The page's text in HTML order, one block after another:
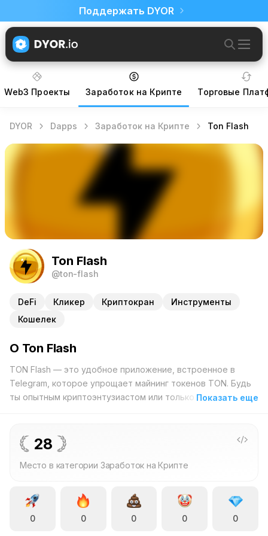
Поддержать DYOR
Web3 Проекты Заработок на Крипте Торговые
DYOR Dapps Заработок на Крипте Ton Flash
Ton Flash
@ton-flash
DeFi Кликер Криптокран
Инструменты
Кошелек
О Ton Flash
TON Flash — это удобное приложение, встроенное в
Telegram, которое упрощает майнинг токенов TON. Будь
ты опытным криптоэнтузиастом или только начинаешь
Автоматизируя процесс майнинга, приложение избавляет
от необходимости в сложных настройках и технических
знаниях, позволяя начать зарабатывать токены TON
с Telegram, приложение использует обширную
пользовательскую базу, создавая динамичное
пространство, где майнинг и общение идут рука об руку.
Показать еще
28
Место в категории Заработок на Крипте
0 0 0 0 0